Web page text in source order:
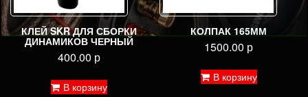
КЛЕЙ SKR ДЛЯ СБОРКИ
ДИНАМИКОВ ЧЕРНЫЙ
400.00 р
В корзину
КОЛПАК 165ММ
1500.00 р
В корзину